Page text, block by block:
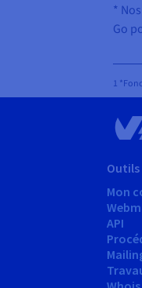
*
Go
1
Outils
Mon
API